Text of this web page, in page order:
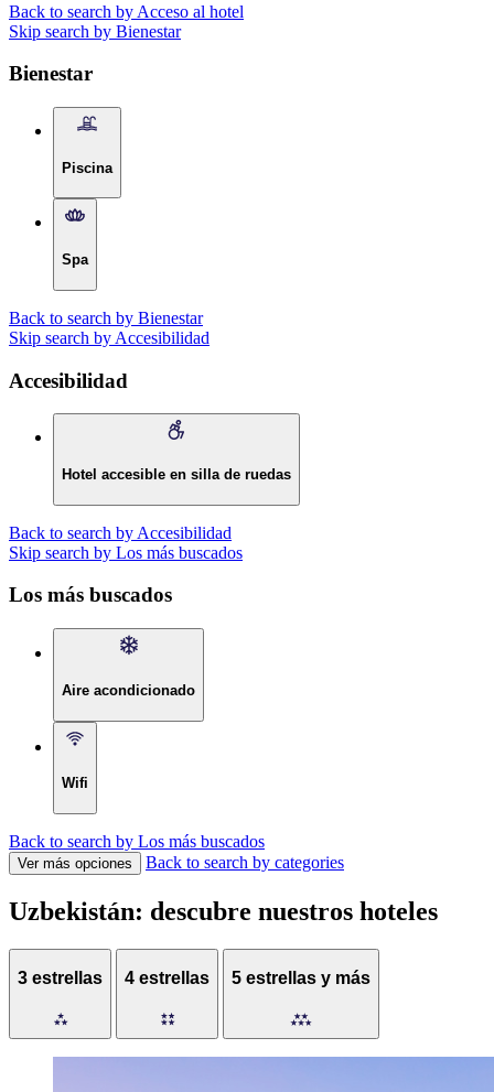
Back to search by Acceso al hotel
Skip search by Bienestar
Bienestar
Piscina
Spa
Back to search by Bienestar
Skip search by Accesibilidad
Accesibilidad
Hotel accesible en silla de ruedas
Back to search by Accesibilidad
Skip search by Los más buscados
Los más buscados
Aire acondicionado
Wifi
Back to search by Los más buscados
Ver más opciones Back to search by categories
Uzbekistán: descubre nuestros hoteles
3 estrellas 4 estrellas 5 estrellas y más